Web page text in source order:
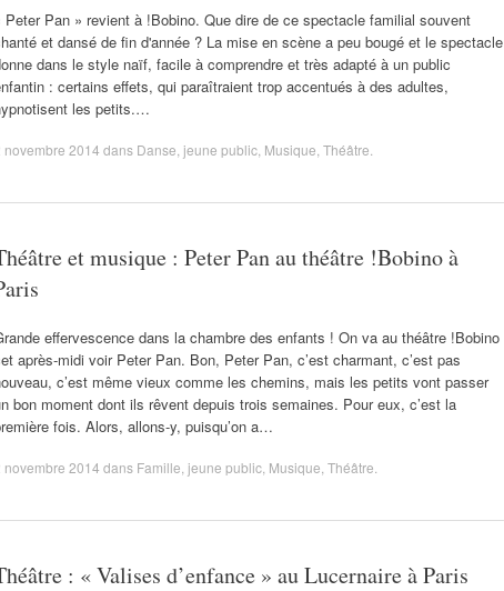
Peter Pan » revient à !Bobino. Que dire de ce spectacle familial souvent
et dansé de fin d'année ? La mise en scène a peu bougé et le spectacle
dans le style naïf, facile à comprendre et très adapté à un public
: certains effets, qui paraîtraient trop accentués à des adultes,
les petits.…
novembre 2014 dans Danse jeune public Musique Théâtre
et musique : Peter Pan au théâtre !Bobino à
effervescence dans la chambre des enfants ! On va au théâtre !Bobino
après-midi voir Peter Pan. Bon, Peter Pan, c’est charmant, c’est pas
c’est même vieux comme les chemins, mais les petits vont passer
bon moment dont ils rêvent depuis trois semaines. Pour eux, c’est la
fois. Alors, allons-y, puisqu’on a…
novembre 2014 dans Famille jeune public Musique Théâtre
: « Valises d’enfance » au Lucernaire à Paris